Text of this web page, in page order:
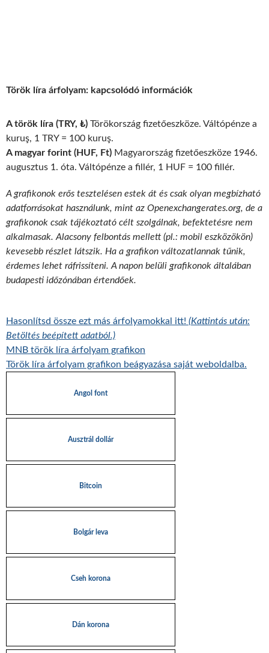
Török líra árfolyam: kapcsolódó információk
A török líra (TRY, ₺) Törökország fizetőeszköze. Váltópénze a
kuruş, 1 TRY = 100 kuruş.
A magyar forint (HUF, Ft) Magyarország fizetőeszköze 1946.
augusztus 1. óta. Váltópénze a fillér, 1 HUF = 100 fillér.
A grafikonok erős tesztelésen estek át és csak olyan megbízható
adatforrásokat használunk, mint az Openexchangerates.org, de a
grafikonok csak tájékoztató célt szolgálnak, befektetésre nem
alkalmasak. Alacsony felbontás mellett (pl.: mobil eszközökön)
kevesebb részlet látszik. Ha a grafikon változatlannak tűnik,
érdemes lehet ráfrissíteni. A napon belüli grafikonok általában
budapesti időzónában értendőek.
Hasonlítsd össze ezt más árfolyamokkal itt! (Kattintás után:
Betöltés beépített adatból.)
MNB török líra árfolyam grafikon
Török líra árfolyam grafikon beágyazása saját weboldalba.
Angol font
Ausztrál dollár
Bitcoin
Bolgár leva
Cseh korona
Dán korona